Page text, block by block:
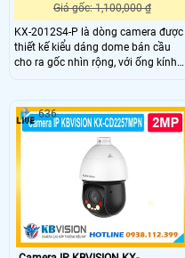
Giá gốc: 1,100,000 ₫
KX-2012S4-P là dòng camera được
thiết kế kiểu dáng dome bán cầu
cho ra gốc nhìn rộng, với ống kính
có độ phân giải 2.0Mp, trang bị đèn
ban đêm khoảng cách 15m, chống
ngược sáng DWDR, sử dụng chung
636